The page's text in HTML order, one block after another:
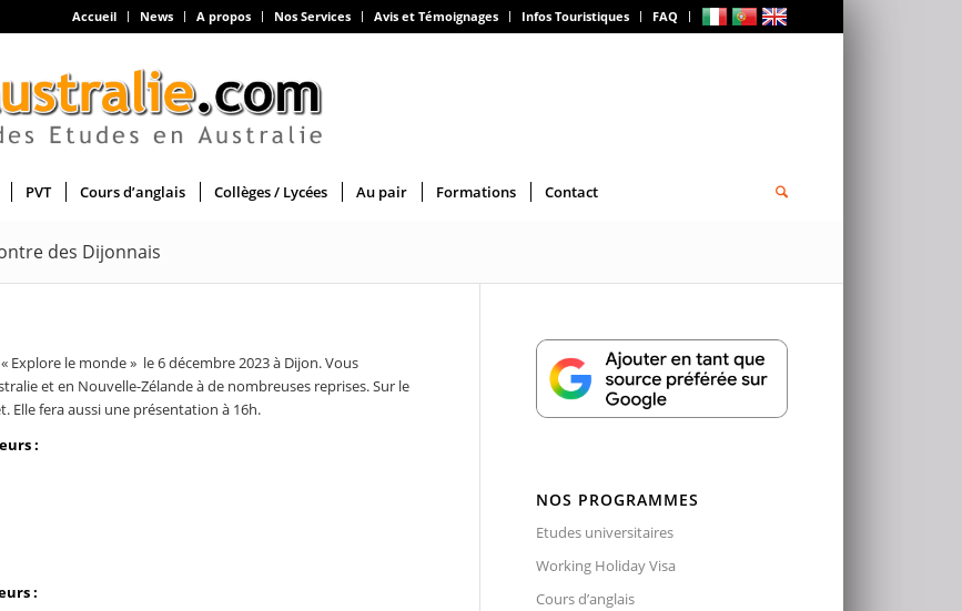
Accueil News A propos Nos Services Avis et Témoignages Infos Touristiques FAQ
PVT Cours d’anglais Collèges / Lycées Au pair Formations Contact
des Dijonnais
Explore le monde » le 6 décembre 2023 à Dijon. Vous
et en Nouvelle-Zélande à de nombreuses reprises. Sur le
Elle fera aussi une présentation à 16h.
:
:
NOS PROGRAMMES
Etudes universitaires
Working Holiday Visa
Cours d’anglais